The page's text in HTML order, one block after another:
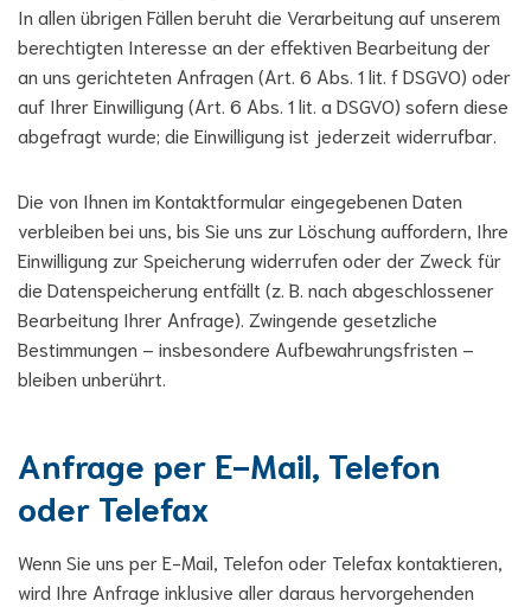
In allen übrigen Fällen beruht die Verarbeitung auf unserem
berechtigten Interesse an der effektiven Bearbeitung der
an uns gerichteten Anfragen (Art. 6 Abs. 1 lit. f DSGVO) oder
auf Ihrer Einwilligung (Art. 6 Abs. 1 lit. a DSGVO) sofern diese
abgefragt wurde; die Einwilligung ist jederzeit widerrufbar.
Die von Ihnen im Kontaktformular eingegebenen Daten
verbleiben bei uns, bis Sie uns zur Löschung auffordern, Ihre
Einwilligung zur Speicherung widerrufen oder der Zweck für
die Datenspeicherung entfällt (z. B. nach abgeschlossener
Bearbeitung Ihrer Anfrage). Zwingende gesetzliche
Bestimmungen – insbesondere Aufbewahrungsfristen –
bleiben unberührt.
Anfrage per E-Mail, Telefon
oder Telefax
Wenn Sie uns per E-Mail, Telefon oder Telefax kontaktieren,
wird Ihre Anfrage inklusive aller daraus hervorgehenden